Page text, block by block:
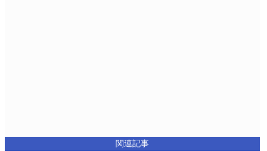
関連記事